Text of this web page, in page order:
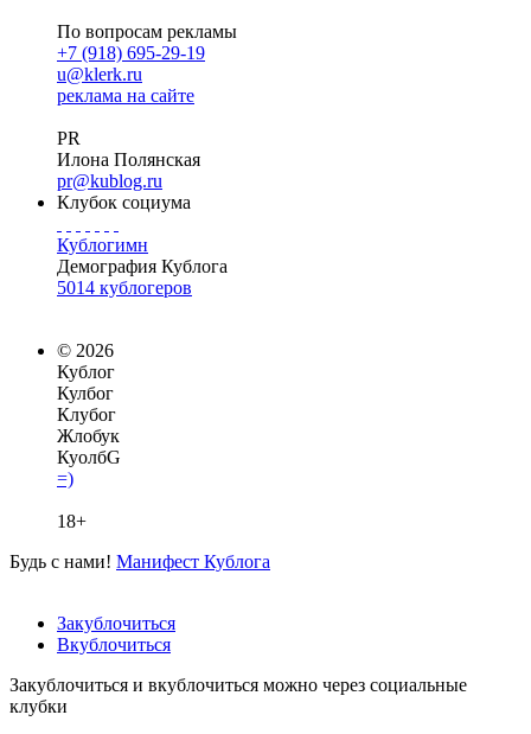
По вопросам рекламы
+7 (918) 695-29-19
u@klerk.ru
реклама на сайте
PR
Илона Полянская
pr@kublog.ru
Клубок социума
Кублогимн
Демография Кублога
5014 кублогеров
© 2026
Кублог
Кулбог
Клубог
Жлобук
КуолбG
=)
18+
Будь с нами! Манифест Кублога
Закублочиться
Вкублочиться
Закублочиться и вкублочиться можно через социальные
клубки